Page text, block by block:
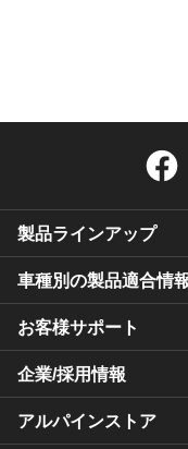
製品ラインアップ
車種別の製品適合情
お客様サポート
企業/採用情報
アルパインストア